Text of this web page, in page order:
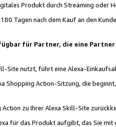
Produkt durch Streaming oder
Tagen nach dem Kauf an den
für Partner, die eine
Site nutzt, führt eine Alexa-
Shopping Action-Sitzung, die
zu Ihrer Alexa Skill-Site
für das Produkt aufgibt, das Sie mit